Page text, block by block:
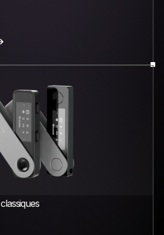
classiques